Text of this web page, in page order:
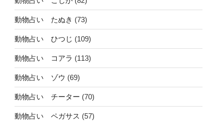
動物占い たぬき (73)
動物占い ひつじ (109)
動物占い コアラ (113)
動物占い ゾウ (69)
動物占い チーター (70)
動物占い ペガサス (57)